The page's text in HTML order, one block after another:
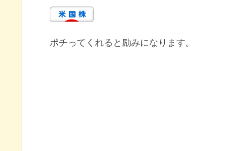
ポチってくれると励みになります。